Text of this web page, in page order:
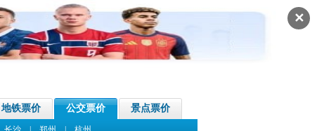
✕
地铁票价 公交票价 景点票价